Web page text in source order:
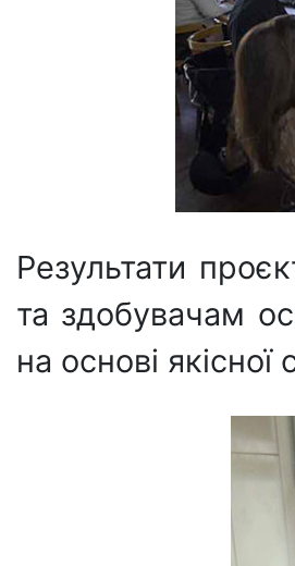
Результати
та здобувачам
на основі